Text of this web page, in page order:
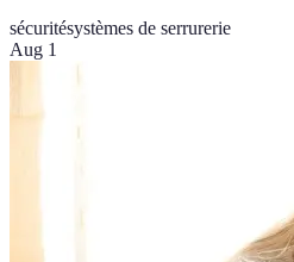
sécuritésystèmes de serrurerie
Aug 1